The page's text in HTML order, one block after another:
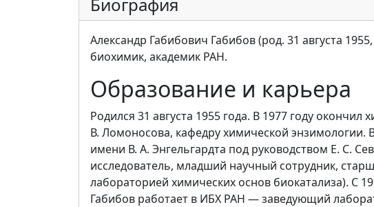
Александр Габибович Габибов (род. 31 августа
биохимик, академик РАН.
Образование и карьера
Родился 31 августа 1955 года. В 1977 году
В. Ломоносова, кафедру химической
имени В. А. Энгельгардта под руководством Е. С.
исследователь, младший научный сотрудник,
лабораторией химических основ биокатализа). С
Габибов работает в ИБХ РАН — заведующий